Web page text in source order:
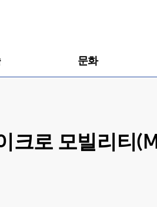
문화
크로 모빌리티